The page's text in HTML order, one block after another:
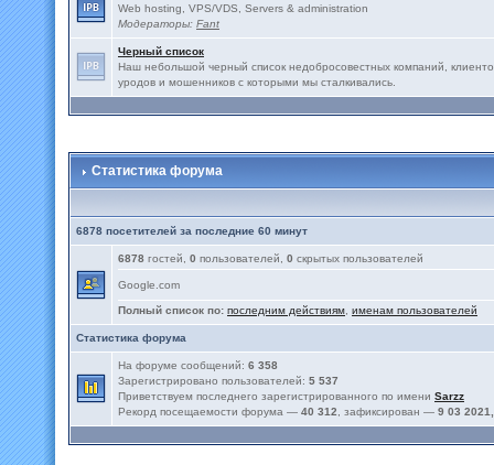
Web hosting, VPS/VDS, Servers & administration
Модераторы: Fant
Черный список
Наш небольшой черный список недобросовестных компаний,
уродов и мошенников с которыми мы сталкивались.
Статистика форума
6878 посетителей за последние 60 минут
6878 гостей, 0 пользователей, 0 скрытых пользователей
Google.com
Полный список по: последним действиям именам пользователей
Статистика форума
На форуме сообщений: 6 358
Зарегистрировано пользователей: 5 537
Приветствуем последнего зарегистрированного по имени Sarzz
Рекорд посещаемости форума — 40 312 , зафиксирован — 9 03